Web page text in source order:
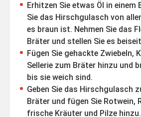
Erhitzen Sie etwas Öl in einem
Sie das Hirschgulasch von
es braun ist. Nehmen Sie das
Bräter und stellen Sie es
Fügen Sie gehackte Zwiebeln,
Sellerie zum Bräter hinzu und
bis sie weich sind.
Geben Sie das Hirschgulasch
Bräter und fügen Sie Rotwein,
frische Kräuter und Pilze hinzu.